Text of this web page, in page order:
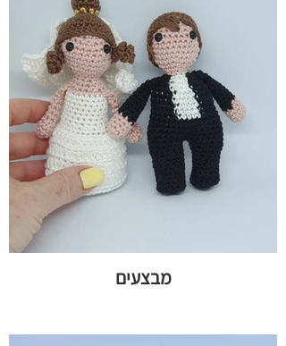
מבצעים